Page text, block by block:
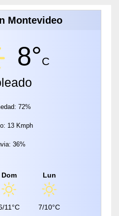
Montevideo
8°C
72%
13 Kmph
36%
Dom
11°C
Lun
7/10°C